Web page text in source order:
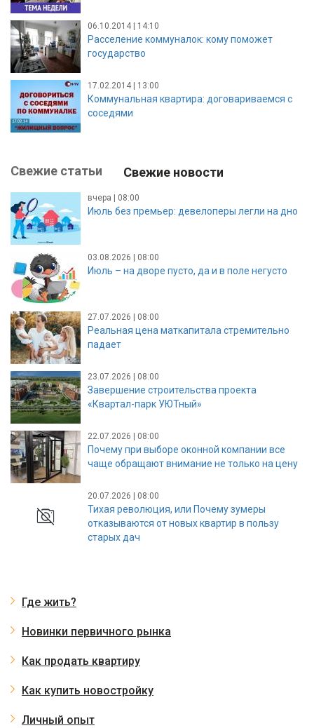
06.10.2014 | 14:10
Расселение коммуналок: кому поможет
государство
17.02.2014 | 13:00
Коммунальная квартира: договариваемся с
соседями
Свежие статьи Свежие новости
вчера | 08:00
Июль без премьер: девелоперы легли на дно
03.08.2026 | 08:00
Июль – на дворе пусто, да и в поле негусто
27.07.2026 | 08:00
Реальная цена маткапитала стремительно
падает
23.07.2026 | 08:00
Завершение строительства проекта
«Квартал-парк УЮТный»
22.07.2026 | 08:00
Почему при выборе оконной компании все
чаще обращают внимание не только на цену
20.07.2026 | 08:00
Тихая революция, или Почему зумеры
отказываются от новых квартир в пользу
старых дач
Где жить?
Новинки первичного рынка
Как продать квартиру
Как купить новостройку
Личный опыт